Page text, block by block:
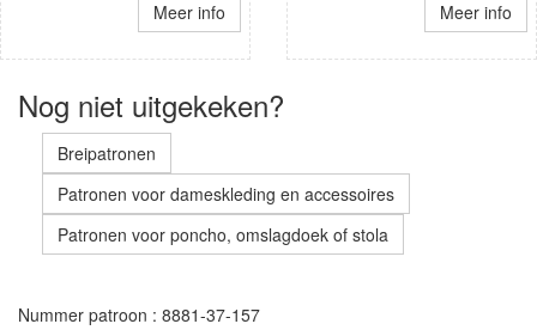
Meer info Meer info
Nog niet uitgekeken?
Breipatronen
Patronen voor dameskleding en accessoires
Patronen voor poncho, omslagdoek of stola
Nummer patroon : 8881-37-157